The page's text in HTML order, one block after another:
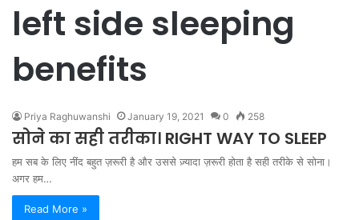
left side sleeping
benefits
Priya Raghuwanshi January 19, 2021 0 258
सोने का सही तरीका। RIGHT WAY TO SLEEP
हम सब के लिए नींद बहुत ज़रूरी है और उससे ज़्यादा ज़रूरी होता है सही तरीके से सोना।
अगर हम…
Read More »